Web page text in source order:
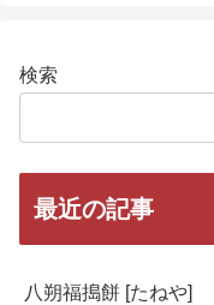
検索
最近の記事
八朔福搗餅 [たねや]